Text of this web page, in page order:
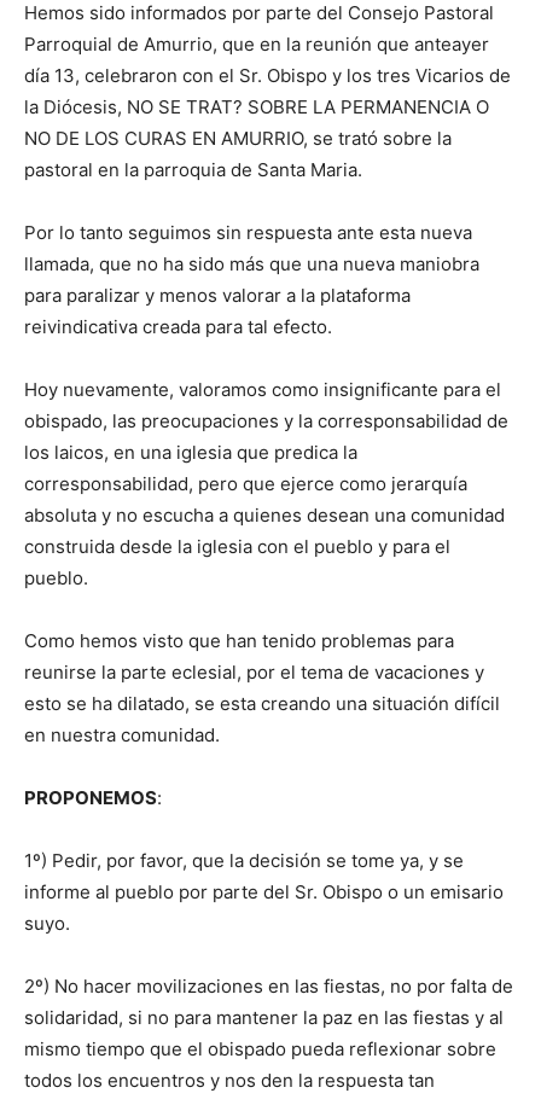
Hemos sido informados por parte del Consejo Pastoral
Parroquial de Amurrio, que en la reunión que anteayer
día 13, celebraron con el Sr. Obispo y los tres Vicarios de
la Diócesis, NO SE TRAT? SOBRE LA PERMANENCIA O
NO DE LOS CURAS EN AMURRIO, se trató sobre la
pastoral en la parroquia de Santa Maria.
Por lo tanto seguimos sin respuesta ante esta nueva
llamada, que no ha sido más que una nueva maniobra
para paralizar y menos valorar a la plataforma
reivindicativa creada para tal efecto.
Hoy nuevamente, valoramos como insignificante para el
obispado, las preocupaciones y la corresponsabilidad de
los laicos, en una iglesia que predica la
corresponsabilidad, pero que ejerce como jerarquía
absoluta y no escucha a quienes desean una comunidad
construida desde la iglesia con el pueblo y para el
pueblo.
Como hemos visto que han tenido problemas para
reunirse la parte eclesial, por el tema de vacaciones y
esto se ha dilatado, se esta creando una situación difícil
en nuestra comunidad.
PROPONEMOS:
1º) Pedir, por favor, que la decisión se tome ya, y se
informe al pueblo por parte del Sr. Obispo o un emisario
suyo.
2º) No hacer movilizaciones en las fiestas, no por falta de
solidaridad, si no para mantener la paz en las fiestas y al
mismo tiempo que el obispado pueda reflexionar sobre
todos los encuentros y nos den la respuesta tan